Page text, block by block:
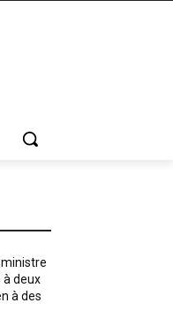
ministre
à deux
à des